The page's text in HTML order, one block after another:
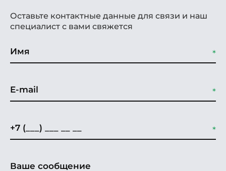
Оставьте контактные данные для связи и наш
специалист с вами свяжется